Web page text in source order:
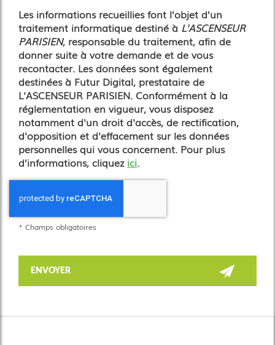
Les informations recueillies font l’objet d’un
traitement informatique destiné à L'ASCENSEUR
PARISIEN, responsable du traitement, afin de
donner suite à votre demande et de vous
recontacter. Les données sont également
destinées à Futur Digital, prestataire de
L'ASCENSEUR PARISIEN. Conformément à la
réglementation en vigueur, vous disposez
notamment d'un droit d'accès, de rectification,
d'opposition et d'effacement sur les données
personnelles qui vous concernent. Pour plus
d’informations, cliquez ici.
* Champs obligatoires